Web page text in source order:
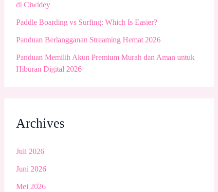
di Ciwidey
Paddle Boarding vs Surfing: Which Is Easier?
Panduan Berlangganan Streaming Hemat 2026
Panduan Memilih Akun Premium Murah dan Aman untuk
Hiburan Digital 2026
Archives
Juli 2026
Juni 2026
Mei 2026